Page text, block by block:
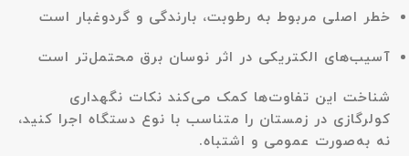
خطر اصلی مربوط به رطوبت، بارندگی و گردوغبار است
آسیب‌های الکتریکی در اثر نوسان برق محتمل‌تر است
شناخت این تفاوت‌ها کمک می‌کند نکات نگهداری
کولرگازی در زمستان را متناسب با نوع دستگاه اجرا کنید،
نه به‌صورت عمومی و اشتباه.